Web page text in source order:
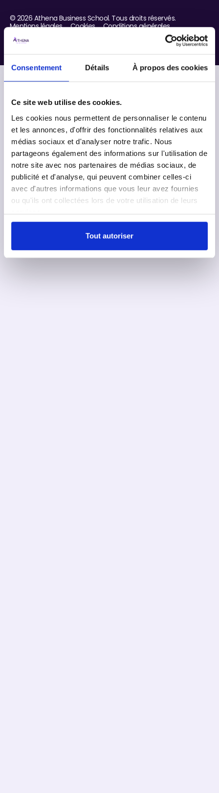
Consentement Détails À propos des cookies
Ce site web utilise des cookies.
Les cookies nous permettent de personnaliser le contenu
et les annonces, d'offrir des fonctionnalités relatives aux
médias sociaux et d'analyser notre trafic. Nous
partageons également des informations sur l'utilisation de
notre site avec nos partenaires de médias sociaux, de
publicité et d'analyse, qui peuvent combiner celles-ci
avec d'autres informations que vous leur avez fournies
ou qu'ils ont collectées lors de votre utilisation de leurs
services.
Tout autoriser
© 2026 Athena Business School. Tous droits réservés.
Mentions légales
Cookies
Conditions générales
Réalisé par Digidop